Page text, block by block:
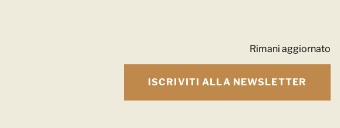
Rimani aggiornato
ISCRIVITI ALLA NEWSLETTER